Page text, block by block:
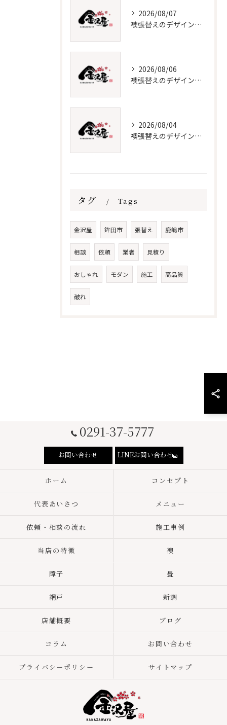
2026/08/07
襖張替えのデザインと価格徹底解説
2026/08/06
襖張替えのデザイン技術とメンテナンス法
2026/08/04
襖張替えのデザインと選び方徹底解説
タグ Tags
金沢屋 鉾田市 張替え 鹿嶋市
相談 依頼 業者 見積り
おしゃれ モダン 施工 高品質
破れ
0291-37-5777
お問い合わせ LINEお問い合わせ
ホーム コンセプト
代表あいさつ メニュー
依頼・相談の流れ 施工事例
当店の特徴 襖
障子 畳
網戸 新調
店舗概要 ブログ
コラム お問い合わせ
プライバシーポリシー サイトマップ